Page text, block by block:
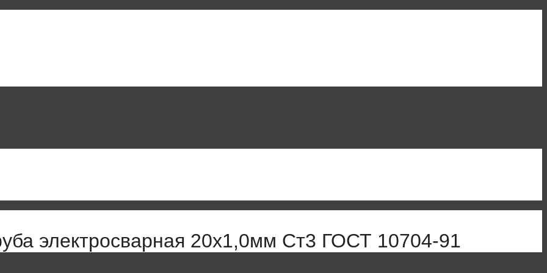
электросварная 20х1,0мм Ст3 ГОСТ 10704-91